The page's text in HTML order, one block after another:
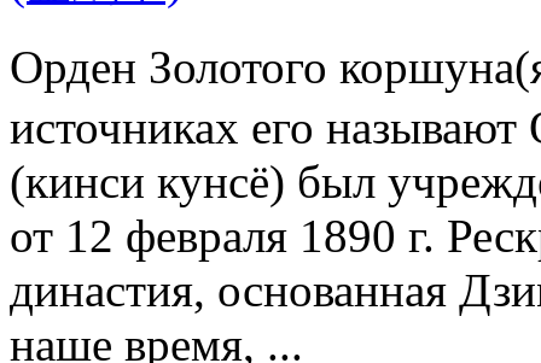
Орден Золотого
источниках его
(кинси кунсё) был
от 12 февраля 1890 г.
династия, основанная
наше время, ...